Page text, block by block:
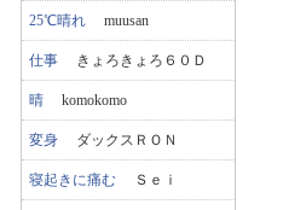
25℃晴れ muusan
仕事 きょろきょろ６０Ｄ
晴 komokomo
変身 ダックスＲＯＮ
寝起きに痛む Ｓｅｉ